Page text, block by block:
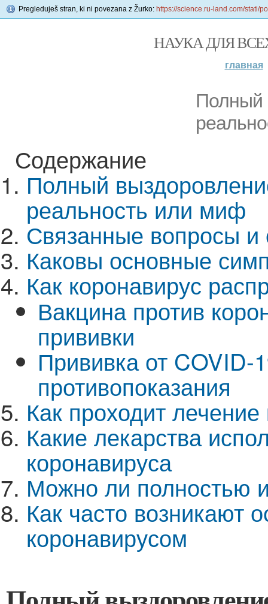
Pregleduješ stran, ki ni povezana z Žurko: https://science.ru-land.com/stati/